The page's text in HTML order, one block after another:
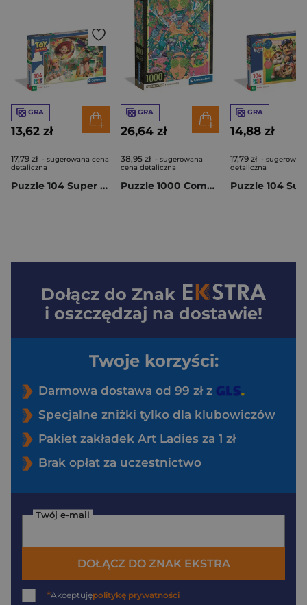
GRA
13,62 zł
17,79 zł - sugerowana cena
detaliczna
Puzzle 104 Super kolor Toy Story 25009
GRA
26,64 zł
38,95 zł - sugerowana
cena detaliczna
Puzzle 1000 Compact Rick and Morty 37511
GRA
14,88 zł
17,79 zł -
detaliczna
Dołącz do Znak
i oszczędzaj na dostawie!
Twoje korzyści:
Darmowa dostawa od 99 zł z
Specjalne zniżki tylko dla klubowiczów
Pakiet zakładek Art Ladies za 1 zł
Brak opłat za uczestnictwo
Twój e-mail
DOŁĄCZ DO ZNAK EKSTRA
*Akceptujępolitykę prywatności